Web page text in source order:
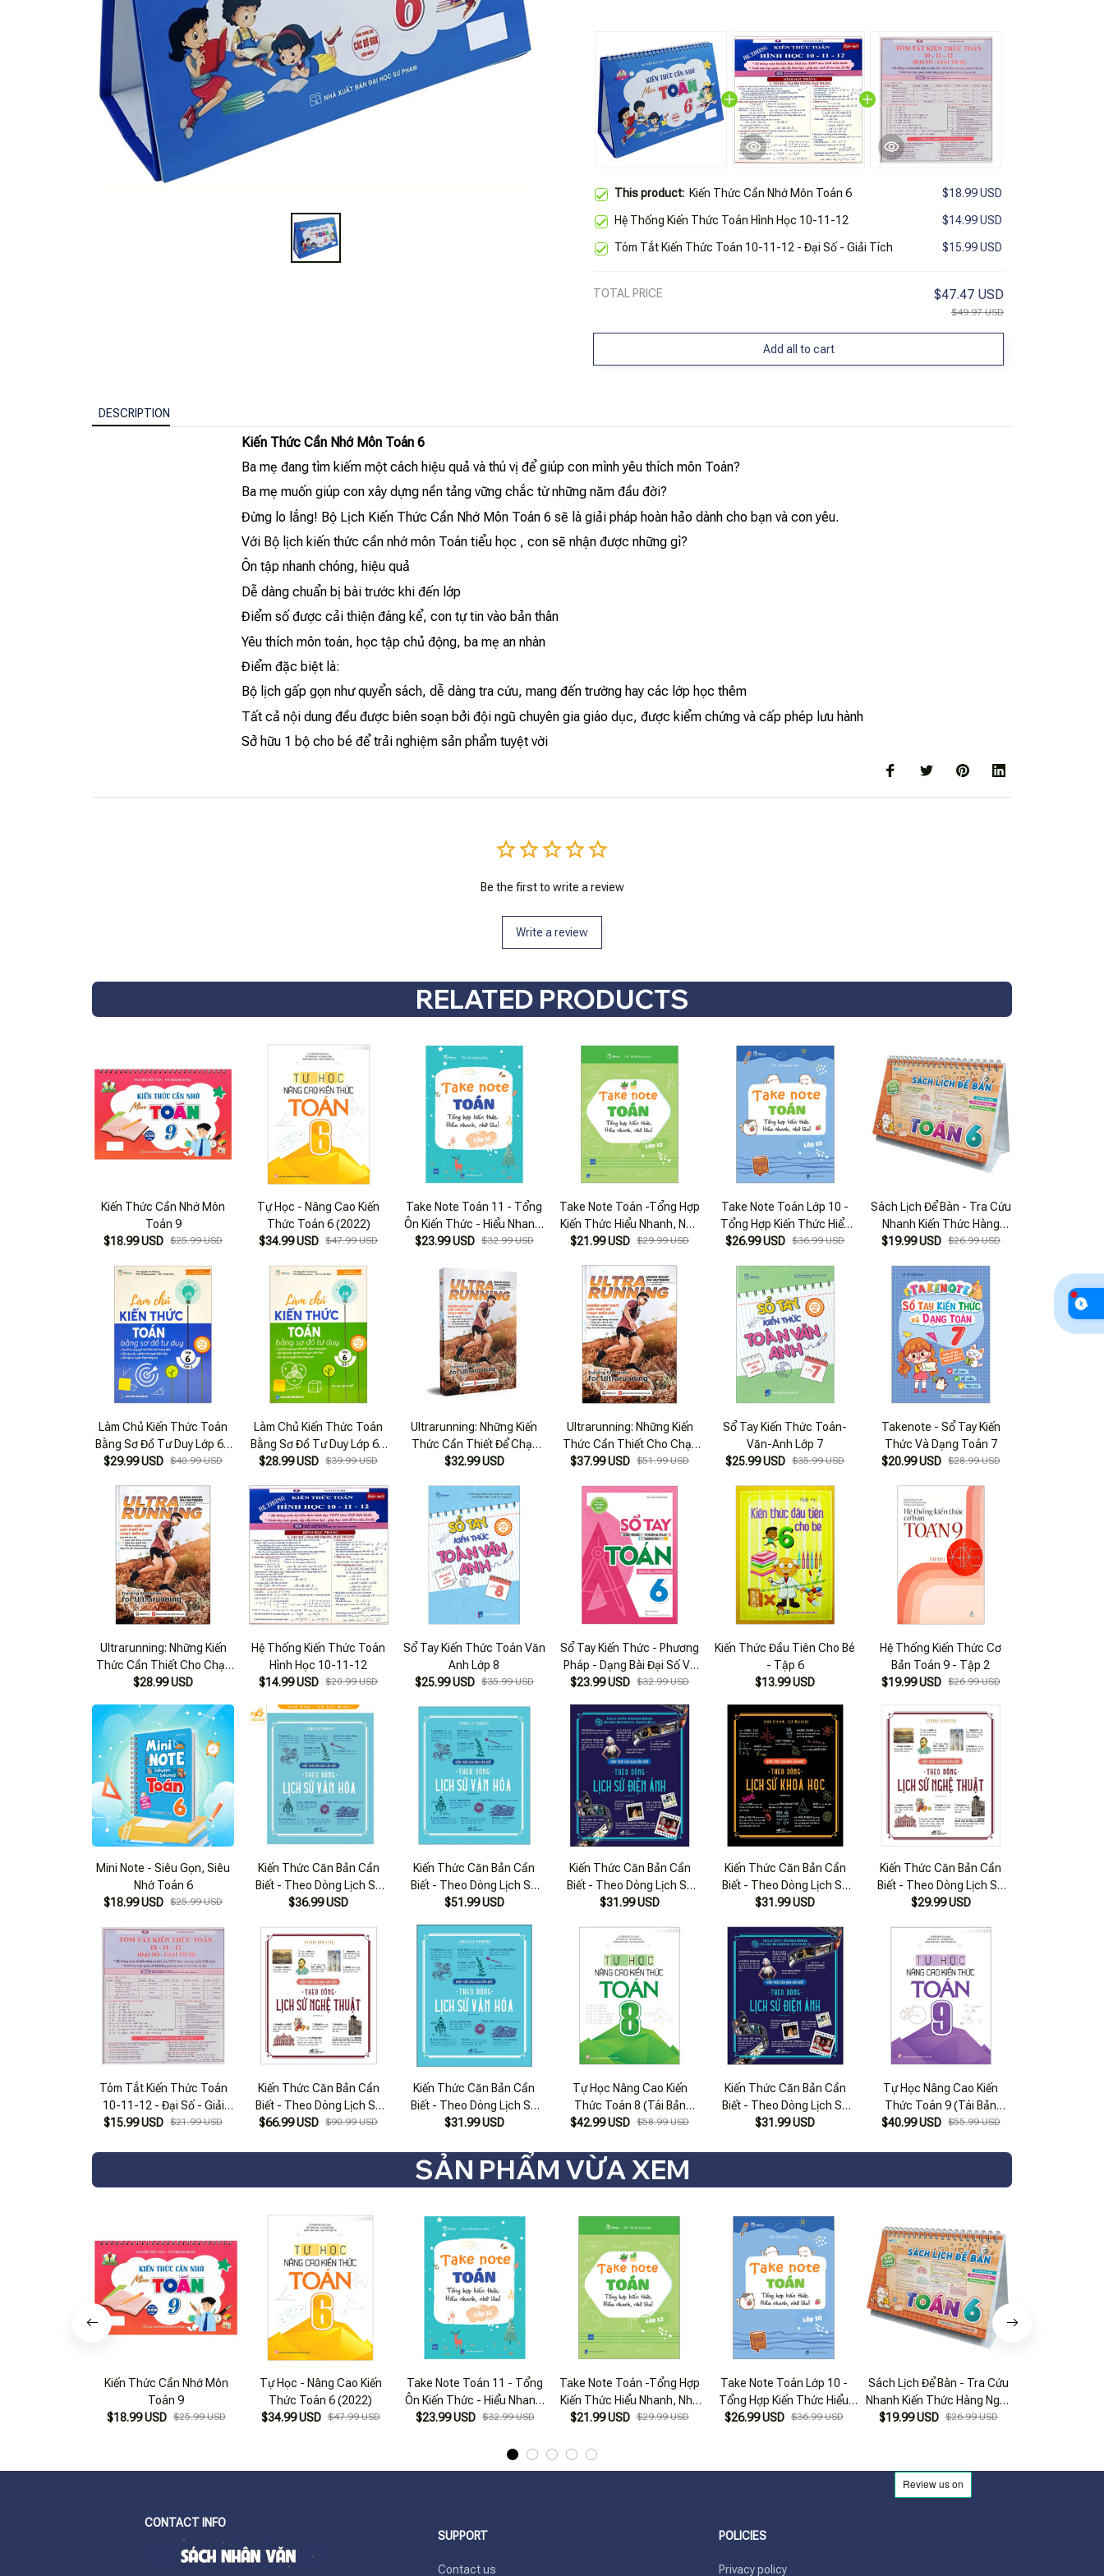
This product: Kiến Thức Cần Nhớ Môn Toán 6 $18.99 USD
Hệ Thống Kiến Thức Toán Hình Học 10-11-12 $14.99 USD
Tóm Tắt Kiến Thức Toán 10-11-12 - Đại Số - Giải Tích $15.99 USD
TOTAL PRICE $47.47 USD
$49.97 USD
Add all to cart
DESCRIPTION
Kiến Thức Cần Nhớ Môn Toán 6
Ba mẹ đang tìm kiếm một cách hiệu quả và thú vị để giúp con mình yêu thích môn Toán?
Ba mẹ muốn giúp con xây dựng nền tảng vững chắc từ những năm đầu đời?
Đừng lo lắng! Bộ Lịch Kiến Thức Cần Nhớ Môn Toán 6 sẽ là giải pháp hoàn hảo dành cho bạn và con yêu.
Với Bộ lịch kiến thức cần nhớ môn Toán tiểu học , con sẽ nhận được những gì?
Ôn tập nhanh chóng, hiệu quả
Dễ dàng chuẩn bị bài trước khi đến lớp
Điểm số được cải thiện đáng kể, con tự tin vào bản thân
Yêu thích môn toán, học tập chủ động, ba mẹ an nhàn
Điểm đặc biệt là:
Bộ lịch gấp gọn như quyển sách, dễ dàng tra cứu, mang đến trường hay các lớp học thêm
Tất cả nội dung đều được biên soạn bởi đội ngũ chuyên gia giáo dục, được kiểm chứng và cấp phép lưu hành
Sở hữu 1 bộ cho bé để trải nghiệm sản phẩm tuyệt vời
Be the first to write a review
Write a review
RELATED PRODUCTS
Kiến Thức Cần Nhớ Môn
Toán 9
$18.99 USD $25.99 USD
Tự Học - Nâng Cao Kiến
Thức Toán 6 (2022)
$34.99 USD
$47.99 USD
Take Note Toán 11 - Tổng
Ôn Kiến Thức - Hiểu Nhanh,
Nhớ Lâu
$23.99 USD $32.99 USD
Take Note Toán -Tổng Hợp
Kiến Thức Hiểu Nhanh, Nhớ
Lâu - Lớp 12
$21.99 USD $29.99 USD
Take Note Toán Lớp 10 -
Tổng Hợp Kiến Thức Hiểu
Nhanh, Nhớ Lâu!
$26.99 USD $36.99 USD
Sách Lịch Để Bàn - Tra Cứu
Nhanh Kiến Thức Hàng
Ngày - Toán 6
$19.99 USD $26.99 USD
Làm Chủ Kiến Thức Toán
Bằng Sơ Đồ Tư Duy Lớp 6 -
Tập 2
$29.99 USD $40.99 USD
Làm Chủ Kiến Thức Toán
Bằng Sơ Đồ Tư Duy Lớp 6 -
Tập 1
$28.99 USD $39.99 USD
Ultrarunning: Những Kiến
Thức Cần Thiết Để Chạy
Siêu Dài
$32.99 USD
Ultrarunning: Những Kiến
Thức Cần Thiết Cho Chạy
Siêu Dài
$37.99 USD $51.99 USD
Sổ Tay Kiến Thức Toán-
Văn-Anh Lớp 7
$25.99 USD
$35.99 USD
Takenote - Sổ Tay Kiến
Thức Và Dạng Toán 7
$20.99 USD $28.99 USD
Ultrarunning: Những Kiến
Thức Cần Thiết Cho Chạy
Siêu Dài
$28.99 USD
Hệ Thống Kiến Thức Toán
Hình Học 10-11-12
$14.99 USD
$20.99 USD
Sổ Tay Kiến Thức Toán Văn
Anh Lớp 8
$25.99 USD $35.99 USD
Sổ Tay Kiến Thức - Phương
Pháp - Dạng Bài Đại Số Và
Hình Học Toán 6
$23.99 USD $32.99 USD
Kiến Thức Đầu Tiên Cho Bé
- Tập 6
$13.99 USD
Hệ Thống Kiến Thức Cơ
Bản Toán 9 - Tập 2
$19.99 USD $26.99 USD
Mini Note - Siêu Gọn, Siêu
Nhớ Toán 6
$18.99 USD $25.99 USD
Kiến Thức Căn Bản Cần
Biết - Theo Dòng Lịch Sử
Văn Hóa
$36.99 USD
Kiến Thức Căn Bản Cần
Biết - Theo Dòng Lịch Sử
Văn Hóa
$51.99 USD
Kiến Thức Căn Bản Cần
Biết - Theo Dòng Lịch Sử
Điện Ảnh
$31.99 USD
Kiến Thức Căn Bản Cần
Biết - Theo Dòng Lịch Sử
Khoa Học
$31.99 USD
Kiến Thức Căn Bản Cần
Biết - Theo Dòng Lịch Sử
Nghệ Thuật
$29.99 USD
Tóm Tắt Kiến Thức Toán
10-11-12 - Đại Số - Giải
Tích
$15.99 USD $21.99 USD
Kiến Thức Căn Bản Cần
Biết - Theo Dòng Lịch Sử
Nghệ Thuật
$66.99 USD $90.99 USD
Kiến Thức Căn Bản Cần
Biết - Theo Dòng Lịch Sử
Văn Hóa
$31.99 USD
Tự Học Nâng Cao Kiến
Thức Toán 8 (Tái Bản
2022)
$42.99 USD $58.99 USD
Kiến Thức Căn Bản Cần
Biết - Theo Dòng Lịch Sử
Điện Ảnh
$31.99 USD
Tự Học Nâng Cao Kiến
Thức Toán 9 (Tái Bản
2022)
$40.99 USD $55.99 USD
SẢN PHẨM VỪA XEM
Kiến Thức Cần Nhớ Môn
Toán 9
$18.99 USD $25.99 USD
Tự Học - Nâng Cao Kiến
Thức Toán 6 (2022)
$34.99 USD $47.99 USD
Take Note Toán 11 - Tổng
Ôn Kiến Thức - Hiểu Nhanh,
Nhớ Lâu
$23.99 USD $32.99 USD
Take Note Toán -Tổng Hợp
Kiến Thức Hiểu Nhanh, Nhớ
Lâu - Lớp 12
$21.99 USD $29.99 USD
Take Note Toán Lớp 10 -
Tổng Hợp Kiến Thức Hiểu
Nhanh, Nhớ Lâu!
$26.99 USD $36.99 USD
Sách Lịch Để Bàn - Tra Cứu
Nhanh Kiến Thức Hàng Ngày
- Toán 6
$19.99 USD $26.99 USD
CONTACT INFO
SUPPORT
Contact us
POLICIES
Privacy policy